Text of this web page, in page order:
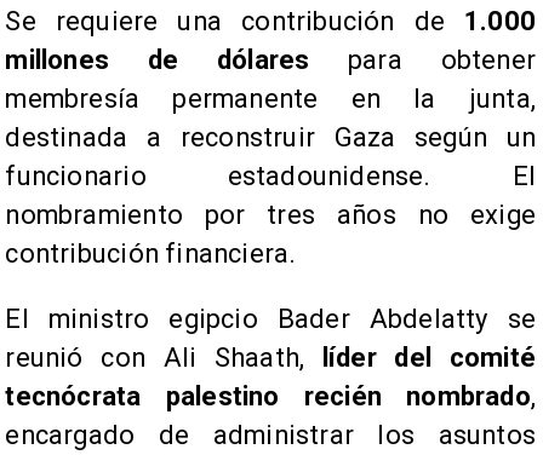
Se requiere una contribución de 1.000
millones de dólares para obtener
membresía permanente en la junta,
destinada a reconstruir Gaza según un
funcionario estadounidense. El
nombramiento por tres años no exige
contribución financiera.
El ministro egipcio Bader Abdelatty se
reunió con Ali Shaath,
líder del comité
tecnócrata palestino recién nombrado,
encargado de administrar los asuntos